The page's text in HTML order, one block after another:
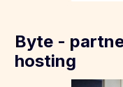
Byte -
hosting